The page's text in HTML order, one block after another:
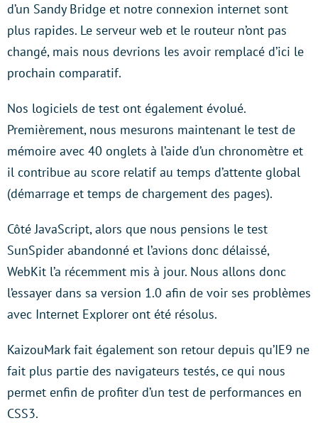
d’un Sandy Bridge et notre connexion internet sont
plus rapides. Le serveur web et le routeur n’ont pas
changé, mais nous devrions les avoir remplacé d’ici le
prochain comparatif.
Nos logiciels de test ont également évolué.
Premièrement, nous mesurons maintenant le test de
mémoire avec 40 onglets à l’aide d’un chronomètre et
il contribue au score relatif au temps d’attente global
(démarrage et temps de chargement des pages).
Côté JavaScript, alors que nous pensions le test
SunSpider abandonné et l’avions donc délaissé,
WebKit l’a récemment mis à jour. Nous allons donc
l’essayer dans sa version 1.0 afin de voir ses problèmes
avec Internet Explorer ont été résolus.
KaizouMark fait également son retour depuis qu’IE9 ne
fait plus partie des navigateurs testés, ce qui nous
permet enfin de profiter d’un test de performances en
CSS3.